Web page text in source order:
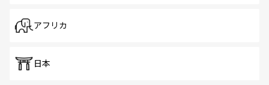
アフリカ
日本